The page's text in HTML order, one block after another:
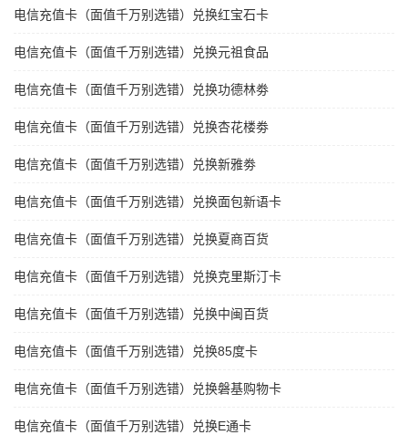
电信充值卡（面值千万别选错）兑换红宝石卡
电信充值卡（面值千万别选错）兑换元祖食品
电信充值卡（面值千万别选错）兑换功德林劵
电信充值卡（面值千万别选错）兑换杏花楼劵
电信充值卡（面值千万别选错）兑换新雅劵
电信充值卡（面值千万别选错）兑换面包新语卡
电信充值卡（面值千万别选错）兑换夏商百货
电信充值卡（面值千万别选错）兑换克里斯汀卡
电信充值卡（面值千万别选错）兑换中闽百货
电信充值卡（面值千万别选错）兑换85度卡
电信充值卡（面值千万别选错）兑换磐基购物卡
电信充值卡（面值千万别选错）兑换E通卡